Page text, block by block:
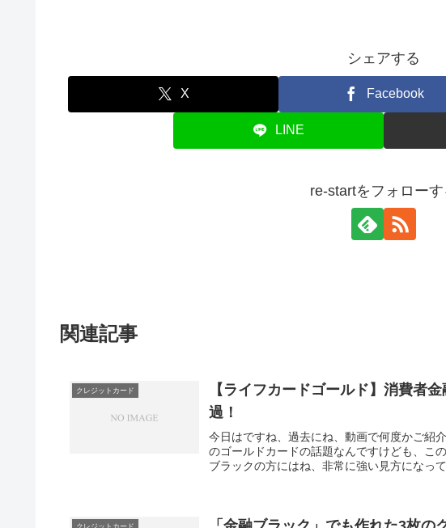
シェアする
X Facebook
LINE
re-startをフォローす
関連記事
クレジットカード
【ライフカードゴールド】消費者
過！
今日はですね、過去にね、動画で何度かご紹
のゴールドカードの話題なんですけども、こ
ブラックの方にはね、非常に強い見方になっ